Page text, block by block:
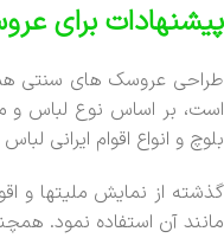
پیشنهادات برای
طراحی عروسک های سنتی
است، بر اساس نوع لباس و
بلوچ و انواع اقوام ایرانی
گذشته از نمایش ملیتها و
مانند آن استفاده نمود.